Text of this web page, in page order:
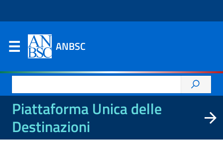
ANBSC
per:
Piattaforma Unica delle
Destinazioni